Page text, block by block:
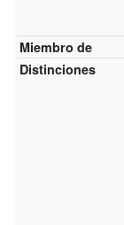
Miembro de
Distinciones